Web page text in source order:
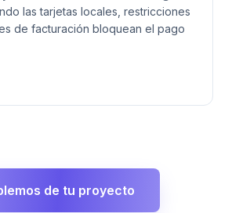
las tarjetas locales, restricciones
de facturación bloquean el pago
de tu proyecto